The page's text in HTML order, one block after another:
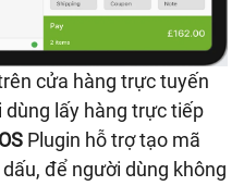
cửa hàng trực tuyến
lấy hàng trực tiếp
Plugin hỗ trợ tạo mã
để người dùng không